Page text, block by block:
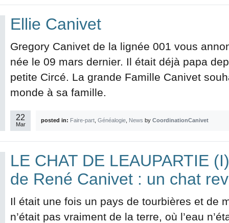
Ellie Canivet
Gregory Canivet de la lignée 001 vous
née le 09 mars dernier. Il était déjà papa
petite Circé. La grande Famille Canivet
monde à sa famille.
22
Mar
posted in: Faire-part Généalogie News by CoordinationCanivet
LE CHAT DE LEAUPARTIE
de René Canivet : un chat
Il était une fois un pays de tourbières et de
n’était pas vraiment de la terre, où l’eau